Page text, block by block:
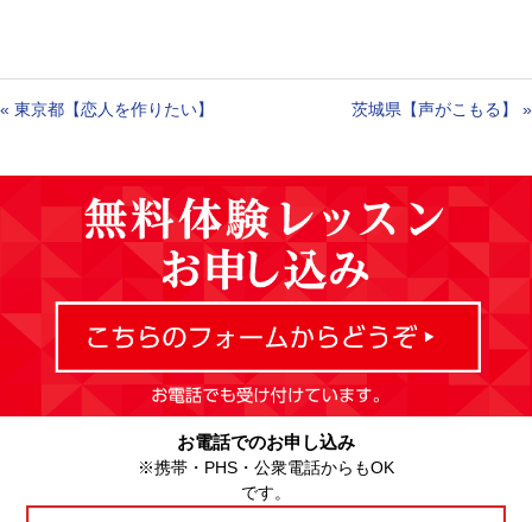
« 東京都【恋人を作りたい】 茨城県【声がこもる】 »
お電話でのお申し込み
※携帯・PHS・公衆電話からもOK
です。